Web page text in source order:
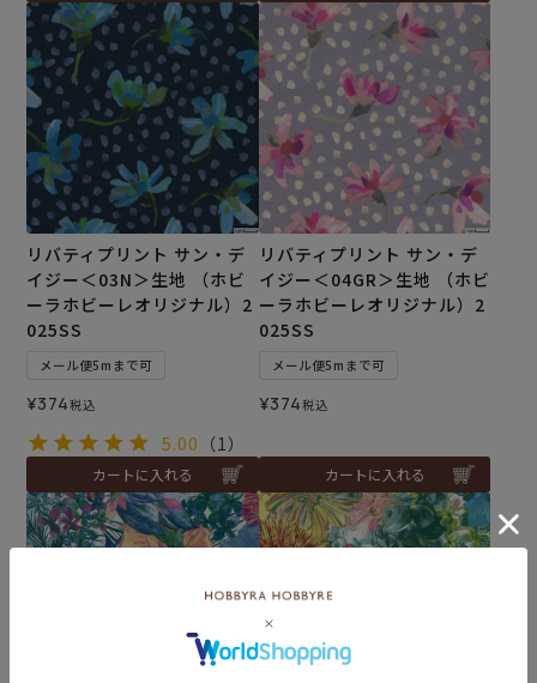
リバティプリント サン・デ
イジー＜03N＞生地 （ホビ
ーラホビーレオリジナル）2
025SS
メール便5mまで可
¥374税込
5.00 （1）
カートに入れる
リバティプリント サン・デ
イジー＜04GR＞生地 （ホビ
ーラホビーレオリジナル）2
025SS
メール便5mまで可
¥374税込
カートに入れる